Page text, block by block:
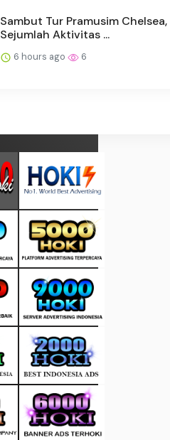
Sambut Tur Pramusim
Sejumlah Aktivitas ...
6 hours ago 6